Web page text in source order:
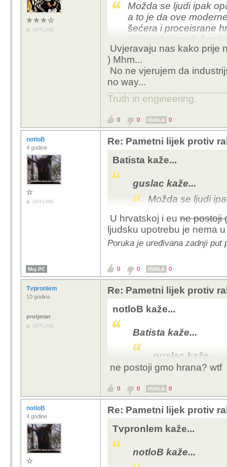
OFFLINE
Možda se ljudi ipak
a to je da ove
šećera i proceisrane
iz toga će izvuči čvrst
znanstvenicima koji
želeći umanjiti svo
su stvari jasne.
Uvjeravaju nas kako prije
) Mhm...
No ne vjerujem da
no way...
Truth in engineering.
0 0 HVALA 0
notloB
4 godine
OFFLINE
Re: Pametni lijek protiv
Batista kaže...
guslac kaže...
Možda se ljudi
očito, a to je da
do pojave šećera
barem malo
Inače svaka čast
njihovo znanje,
jasne.
Uvjeravaju nas kako
njih... : ) Mhm...
zdravlje, no way...
U hrvatskoj i eu ne postoji
ljudsku upotrebu je nema
Poruka je uređivana zadnji put
Moj PC 0 0 HVALA 0
Tvpronlem
10 godina
protjeran
OFFLINE
Re: Pametni lijek protiv
notloB kaže...
Batista kaže...
guslac kaže...
Možda se
bile prisutne
hrane na
će izvuči
svim
njihovo
ne postoji gmo hrana? wtf
0 0 HVALA 0
notloB
4 godine
Re: Pametni lijek protiv
Tvpronlem kaže...
notloB kaže...